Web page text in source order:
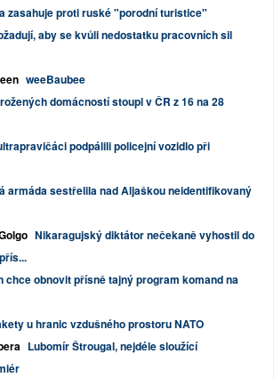
zasahuje proti ruské "porodní turistice"
aby se kvůli nedostatku pracovních sil
weeBaubee
domácností stoupl v ČR z 16 na 28
podpálili policejní vozidlo při
armáda sestřelila nad Aljaškou neidentifikovaný
Nikaragujský diktátor nečekaně vyhostil do
chce obnovit přísně tajný program komand na
u hranic vzdušného prostoru NATO
Lubomír Štrougal, nejdéle sloužící